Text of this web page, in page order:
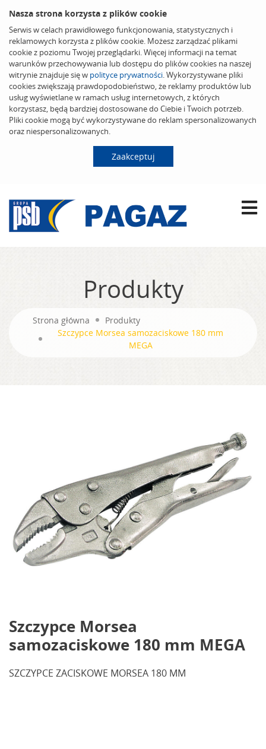
Nasza strona korzysta z plików cookie
Serwis w celach prawidłowego funkcjonowania, statystycznych i
reklamowych korzysta z plików cookie. Możesz zarządzać plikami
cookie z poziomu Twojej przeglądarki. Więcej informacji na temat
warunków przechowywania lub dostępu do plików cookies na naszej
witrynie znajduje się w polityce prywatności. Wykorzystywane pliki
cookies zwiększają prawdopodobieństwo, że reklamy produktów lub
usług wyświetlane w ramach usług internetowych, z których
korzystasz, będą bardziej dostosowane do Ciebie i Twoich potrzeb.
Pliki cookie mogą być wykorzystywane do reklam spersonalizowanych
oraz niespersonalizowanych.
Zaakceptuj
Produkty
Strona główna
Produkty
Szczypce Morsea samozaciskowe 180 mm
MEGA
Szczypce Morsea
samozaciskowe 180 mm MEGA
SZCZYPCE ZACISKOWE MORSEA 180 MM